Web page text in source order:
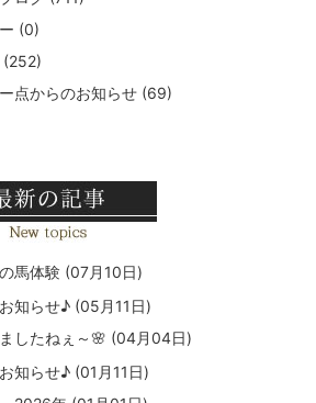
(0)
(252)
点からのお知らせ (69)
馬体験 (07月10日)
知らせ♪ (05月11日)
したねぇ～🌸 (04月04日)
知らせ♪ (01月11日)